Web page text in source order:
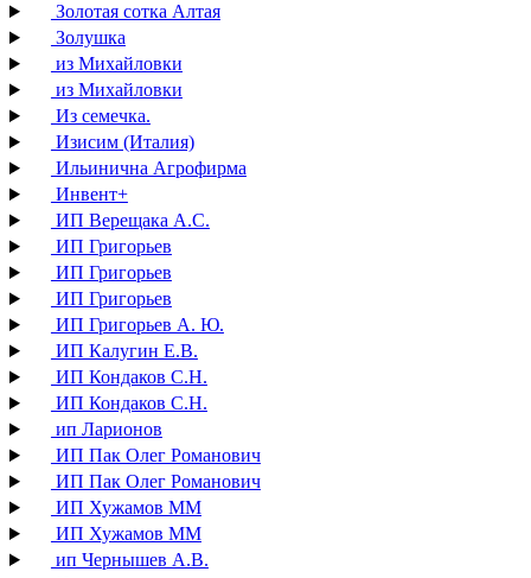
Золотая сотка Алтая
Золушка
из Михайловки
из Михайловки
Из семечка.
Изисим (Италия)
Ильинична Агрофирма
Инвент+
ИП Верещака А.С.
ИП Григорьев
ИП Григорьев
ИП Григорьев
ИП Григорьев А. Ю.
ИП Калугин Е.В.
ИП Кондаков С.Н.
ИП Кондаков С.Н.
ип Ларионов
ИП Пак Олег Романович
ИП Пак Олег Романович
ИП Хужамов ММ
ИП Хужамов ММ
ип Чернышев А.В.